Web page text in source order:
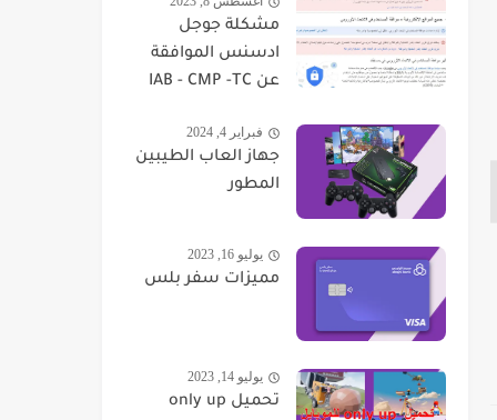
مشكلة جوجل
ادسنس الموافقة
عن IAB - CMP -TC
فبراير 4, 2024
جهاز العاب الطيبين
المطور
يوليو 16, 2023
مميزات سفر بلس
يوليو 14, 2023
تحميل only up